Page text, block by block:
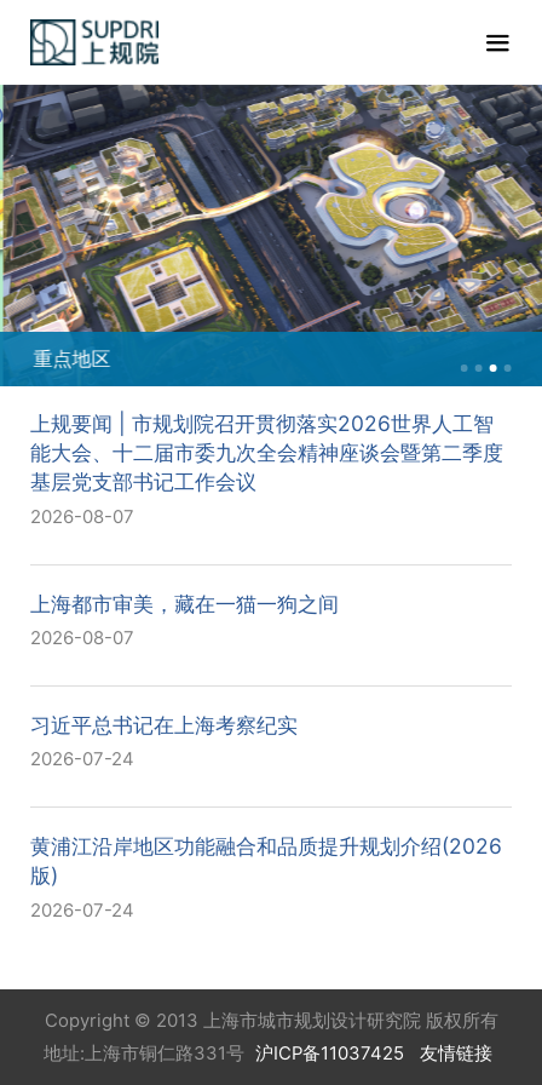
重点地区
上规要闻 | 市规划院召开贯彻落实2026世界人工智
能大会、十二届市委九次全会精神座谈会暨第二季度
基层党支部书记工作会议
2026-08-07
上海都市审美，藏在一猫一狗之间
2026-08-07
习近平总书记在上海考察纪实
2026-07-24
黄浦江沿岸地区功能融合和品质提升规划介绍(2026
版)
2026-07-24
Copyright © 2013 上海市城市规划设计研究院 版权所有
地址:上海市铜仁路331号 沪ICP备11037425 友情链接